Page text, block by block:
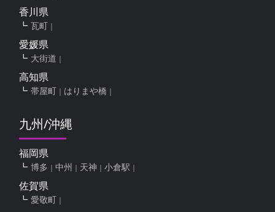
香川県
瓦町
愛媛県
大街道
高知県
帯屋町 はりまや橋
九州/沖縄
福岡県
博多 中州 天神 小倉駅
佐賀県
愛敬町